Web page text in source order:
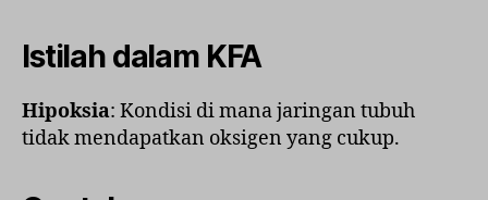
Istilah dalam KFA
Hipoksia: Kondisi di mana jaringan tubuh
tidak mendapatkan oksigen yang cukup.